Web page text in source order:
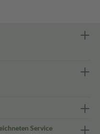
Service